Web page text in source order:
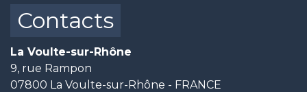
Contacts
La Voulte-sur-Rhône
9, rue Rampon
07800 La Voulte-sur-Rhône - FRANCE